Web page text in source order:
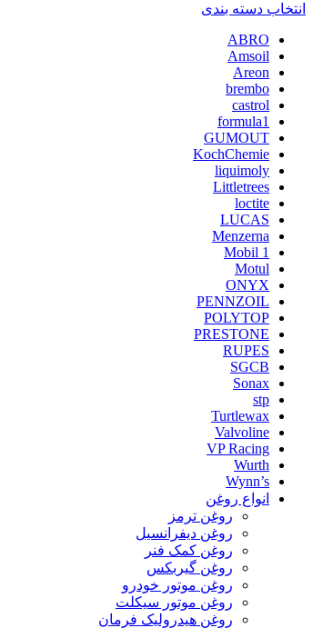
انتخاب دسته بندی
ABRO
Amsoil
Areon
brembo
castrol
formula1
GUMOUT
KochChemie
liquimoly
Littletrees
loctite
LUCAS
Menzerna
Mobil 1
Motul
ONYX
PENNZOIL
POLYTOP
PRESTONE
RUPES
SGCB
Sonax
stp
Turtlewax
Valvoline
VP Racing
Wurth
Wynn’s
انواع روغن
روغن ترمز
روغن دیفرانسیل
روغن کمک فنر
روغن گیربکس
روغن موتور خودرو
روغن موتور سیکلت
روغن هیدرولیک فرمان